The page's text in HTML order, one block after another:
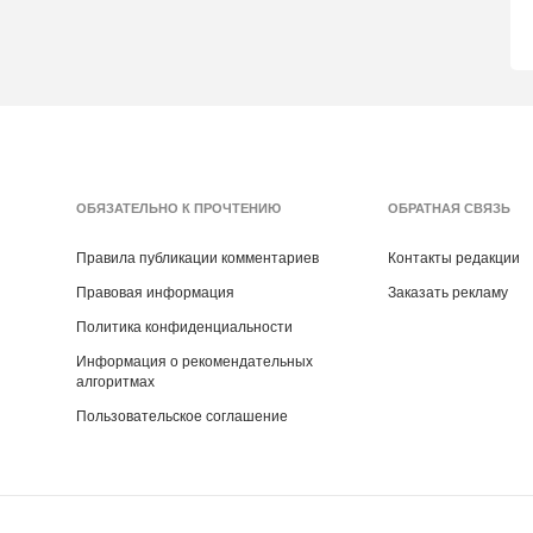
ОБЯЗАТЕЛЬНО К ПРОЧТЕНИЮ
Правила публикации комментариев
Правовая информация
Политика конфиденциальности
Информация о рекомендательных
алгоритмах
Пользовательское соглашение
ОБРАТНАЯ СВЯЗЬ
Контакты редакции
Заказать рекламу